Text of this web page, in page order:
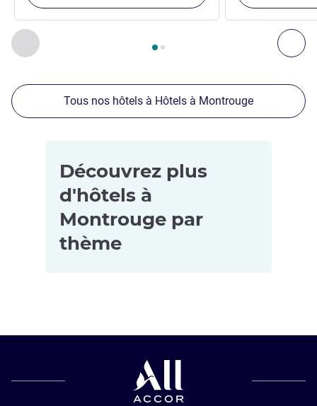
Précédent - Nos autres établissements à proximité
Page , Nos autres établissements à proximité 1 :,
Tous nos hôtels à Hôtels à Montrouge
Découvrez plus
d'hôtels à
Montrouge par
thème